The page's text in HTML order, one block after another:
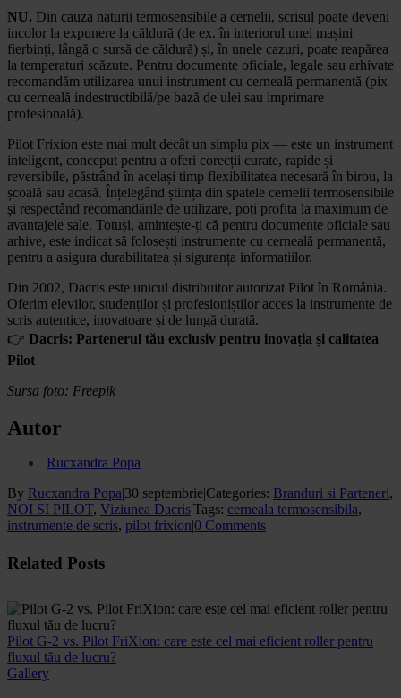
NU. Din cauza naturii termosensibile a cernelii, scrisul poate deveni
incolor la expunere la căldură (de ex. în interiorul unei mașini
fierbinți, lângă o sursă de căldură) și, în unele cazuri, poate reapărea
la temperaturi scăzute. Pentru documente oficiale, legale sau arhivate
recomandăm utilizarea unui instrument cu cerneală permanentă (pix
cu cerneală indestructibilă/pe bază de ulei sau imprimare
profesională).
Pilot Frixion este mai mult decât un simplu pix — este un instrument
inteligent, conceput pentru a oferi corecții curate, rapide și
reversibile, păstrând în același timp flexibilitatea necesară în birou, la
școală sau acasă. Înțelegând știința din spatele cernelii termosensibile
și respectând recomandările de utilizare, poți profita la maximum de
avantajele sale. Totuși, amintește-ți că pentru documente oficiale sau
arhive, este indicat să folosești instrumente cu cerneală permanentă,
pentru a asigura durabilitatea și siguranța informațiilor.
Din 2002, Dacris este unicul distribuitor autorizat Pilot în România.
Oferim elevilor, studenților și profesioniștilor acces la instrumente de
scris autentice, inovatoare și de lungă durată.
👉 Dacris: Partenerul tău exclusiv pentru inovația și calitatea
Pilot
Sursa foto: Freepik
Autor
Rucxandra Popa
By Rucxandra Popa|30 septembrie|Categories: Branduri si Parteneri,
NOI SI PILOT, Viziunea Dacris|Tags: cerneala termosensibila,
instrumente de scris, pilot frixion|0 Comments
Facebook
X
WhatsApp
Email
Related Posts
Pilot G-2 vs. Pilot FriXion: care este cel mai eficient roller pentru
fluxul tău de lucru?
Gallery